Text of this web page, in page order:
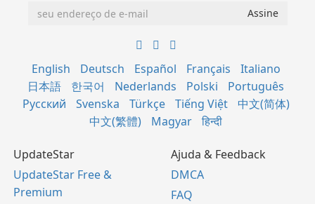
English Deutsch Español Français
Italiano
日本語
한국어 Nederlands Polski
Português
Русский
Svenska Türkçe Tiếng Việt
中文(简体)
中文(繁體)
Magyar हिन्दी
UpdateStar
UpdateStar Free &
Premium
Ajuda & Feedback
DMCA
FAQ